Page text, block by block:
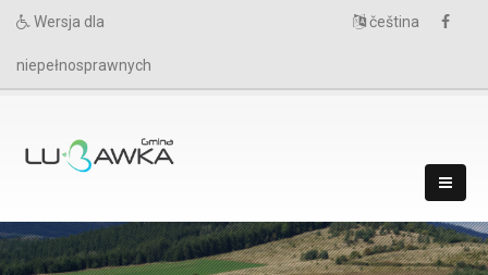
Wersja dla
niepełnosprawnych
čeština